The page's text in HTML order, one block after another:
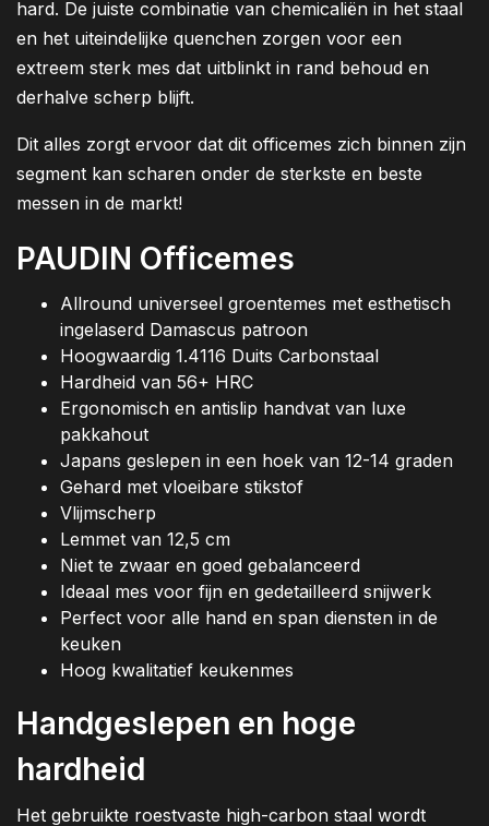
hard. De juiste combinatie van chemicaliën in het staal
en het uiteindelijke quenchen zorgen voor een
extreem sterk mes dat uitblinkt in rand behoud en
derhalve scherp blijft.
Dit alles zorgt ervoor dat dit officemes zich binnen zijn
segment kan scharen onder de sterkste en beste
messen in de markt!
PAUDIN Officemes
Allround universeel groentemes met esthetisch
ingelaserd Damascus patroon
Hoogwaardig 1.4116 Duits Carbonstaal
Hardheid van 56+ HRC
Ergonomisch en antislip handvat van luxe
pakkahout
Japans geslepen in een hoek van 12-14 graden
Gehard met vloeibare stikstof
Vlijmscherp
Lemmet van 12,5 cm
Niet te zwaar en goed gebalanceerd
Ideaal mes voor fijn en gedetailleerd snijwerk
Perfect voor alle hand en span diensten in de
keuken
Hoog kwalitatief keukenmes
Handgeslepen en hoge
hardheid
Het gebruikte roestvaste high-carbon staal wordt